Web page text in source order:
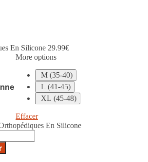
En Silicone 29.99€
More options
M (35-40)
L (41-45)
XL (45-48)
Effacer
En Silicone